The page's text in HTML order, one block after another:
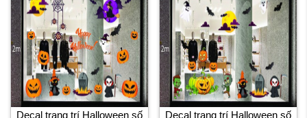
Decal trang trí Halloween số Decal trang trí Halloween số